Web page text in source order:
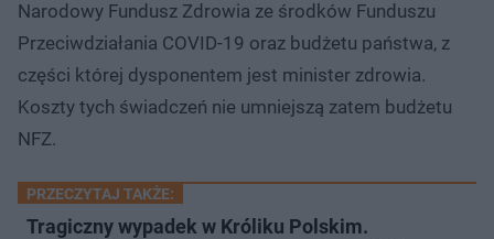
Narodowy Fundusz Zdrowia ze środków Funduszu
Przeciwdziałania COVID-19 oraz budżetu państwa, z
części której dysponentem jest minister zdrowia.
Koszty tych świadczeń nie umniejszą zatem budżetu
NFZ.
PRZECZYTAJ TAKŻE:
Tragiczny wypadek w Króliku Polskim.